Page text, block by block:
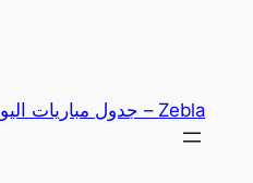
Zebla – جدول مباريات اليوم & أخبار الرياضة